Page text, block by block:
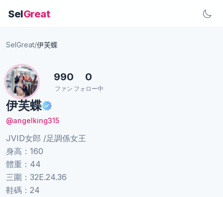
SelGreat
SelGreat/伊芙蝶
伊芙蝶
@angelking315
JVID女郎 /足調係女王
身高：160
體重：44
三圍：32E.24.36
鞋碼：24
990
ファン
0
フォロー中